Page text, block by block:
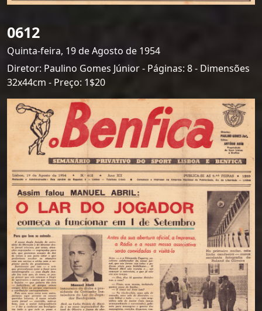
0612
Quinta-feira, 19 de Agosto de 1954
Diretor: Paulino Gomes Júnior - Páginas: 8 - Dimensões
32x44cm - Preço: 1$20